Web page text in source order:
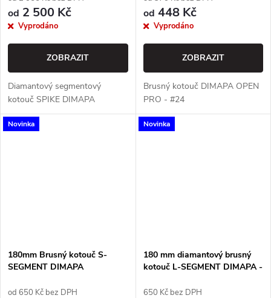
od 2 500 Kč
Vyprodáno
ZOBRAZIT
Diamantový segmentový
kotouč SPIKE DIMAPA
od 448 Kč
Vyprodáno
ZOBRAZIT
Brusný kotouč DIMAPA OPEN
PRO - #24
Novinka
180mm Brusný kotouč S-
SEGMENT DIMAPA
od 650 Kč bez DPH
Novinka
180 mm diamantový brusný
kotouč L-SEGMENT DIMAPA -
650 Kč bez DPH